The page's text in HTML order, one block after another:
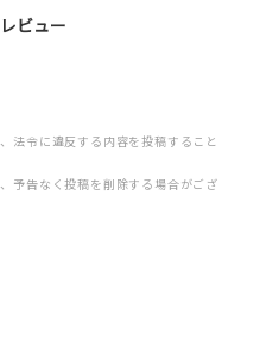
ビュー
法令に違反する内容を投稿すること
予告なく投稿を削除する場合がござ